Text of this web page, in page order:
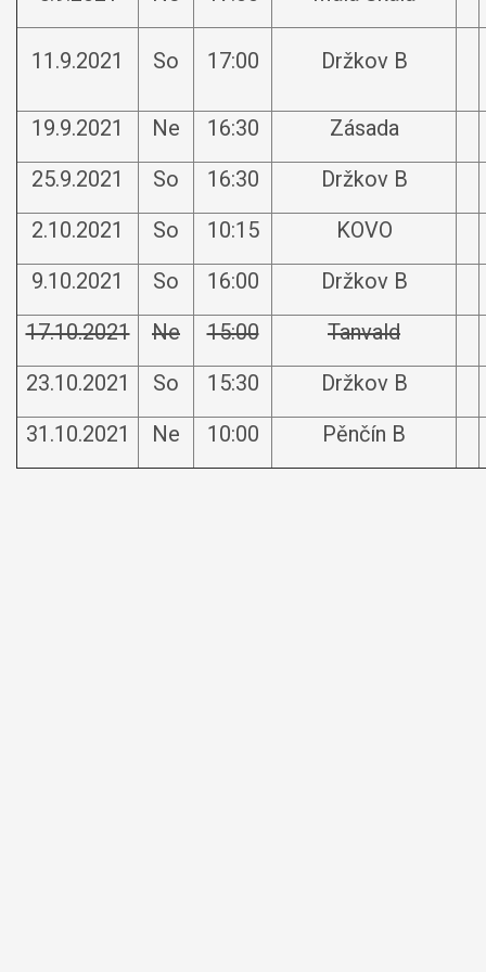
11.9.2021 So 17:00 Držkov B
19.9.2021 Ne 16:30
Zásada
25.9.2021
So 16:30
Držkov B
2.10.2021
So 10:15
KOVO
9.10.2021
So 16:00
Držkov B
17.10.2021
Ne 15:00
Tanvald
23.10.2021
So 15:30
Držkov B
31.10.2021
Ne 10:00 Pěnčín B